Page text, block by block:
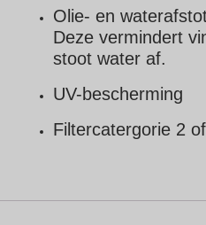
Olie- en
Deze vermindert
stoot water af.
UV-bescherming
Filtercatergorie 2